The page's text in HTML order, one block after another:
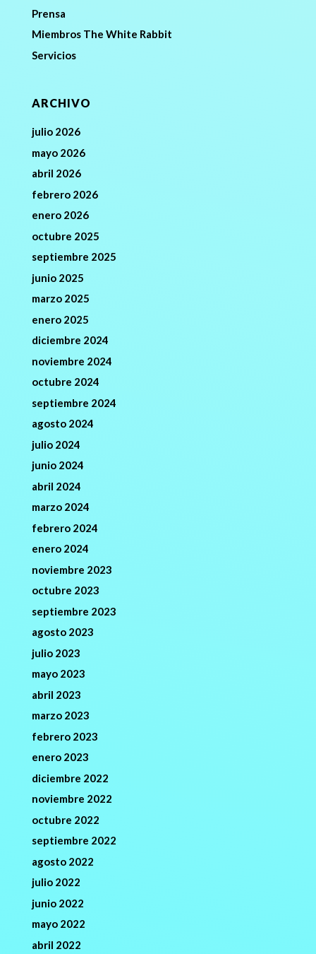
Prensa
Miembros The White Rabbit
Servicios
ARCHIVO
julio 2026
mayo 2026
abril 2026
febrero 2026
enero 2026
octubre 2025
septiembre 2025
junio 2025
marzo 2025
enero 2025
diciembre 2024
noviembre 2024
octubre 2024
septiembre 2024
agosto 2024
julio 2024
junio 2024
abril 2024
marzo 2024
febrero 2024
enero 2024
noviembre 2023
octubre 2023
septiembre 2023
agosto 2023
julio 2023
mayo 2023
abril 2023
marzo 2023
febrero 2023
enero 2023
diciembre 2022
noviembre 2022
octubre 2022
septiembre 2022
agosto 2022
julio 2022
junio 2022
mayo 2022
abril 2022